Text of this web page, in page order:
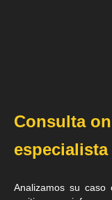
Consulta
Analizamos su caso